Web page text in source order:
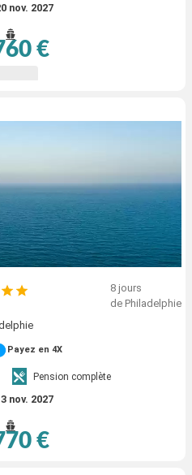
nov. 2027
€
8 jours
de Philadelphie
Payez en 4X
Pension complète
nov. 2027
€